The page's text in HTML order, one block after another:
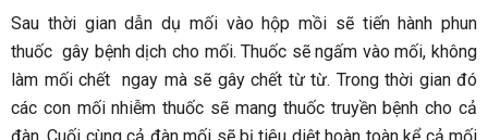
Sau thời gian dẫn dụ mối vào hộp mồi sẽ tiến hành phun
thuốc gây bệnh dịch cho mối. Thuốc sẽ ngấm vào mối, không
làm mối chết ngay mà sẽ gây chết từ từ. Trong thời gian đó
các con mối nhiễm thuốc sẽ mang thuốc truyền bệnh cho cả